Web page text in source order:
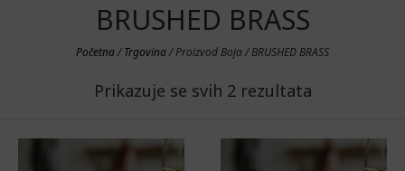
BRUSHED BRASS
Početna/Trgovina/ Proizvod Boja / BRUSHED BRASS
Prikazuje se svih 2 rezultata